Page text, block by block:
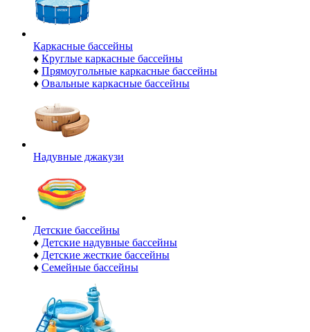
Каркасные бассейны
♦ Круглые каркасные бассейны
♦ Прямоугольные каркасные бассейны
♦ Овальные каркасные бассейны
Надувные джакузи
Детские бассейны
♦ Детские надувные бассейны
♦ Детские жесткие бассейны
♦ Семейные бассейны